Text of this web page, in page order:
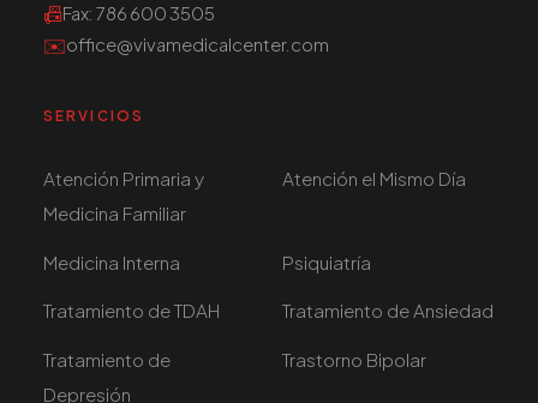
📠Fax: 786 600 3505
✉️office@vivamedicalcenter.com
SERVICIOS
Atención Primaria y
Medicina Familiar
Atención el Mismo Día
Medicina Interna Psiquiatría
Tratamiento de TDAH Tratamiento de Ansiedad
Tratamiento de
Depresión
Trastorno Bipolar